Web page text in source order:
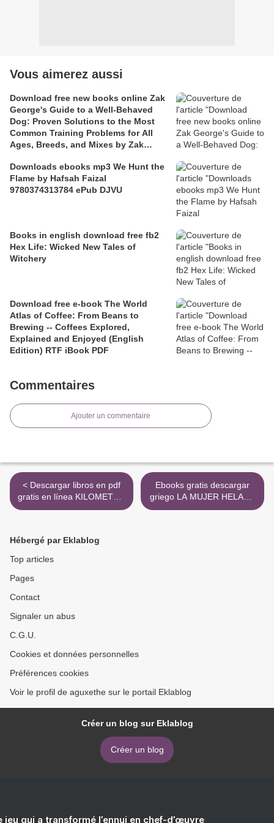
Vous aimerez aussi
Download free new books online Zak
George's Guide to a Well-Behaved
Dog: Proven Solutions to the Most
Common Training Problems for All
Ages, Breeds, and Mixes by Zak
Downloads ebooks mp3 We Hunt the
Flame by Hafsah Faizal
9780374313784 ePub DJVU
Books in english download free fb2
Hex Life: Wicked New Tales of
Witchery
Download free e-book The World
Atlas of Coffee: From Beans to
Brewing -- Coffees Explored,
Explained and Enjoyed (English
Edition) RTF iBook PDF
Commentaires
Ajouter un commentaire
< Descargar libros en pdf
gratis en línea KILOMETRO
93 de PATRICIA MORENO
Ebooks gratis descargar
griego LA MUJER HELADA
en español de ANNIE
Hébergé par Eklablog
Top articles
Pages
Contact
Signaler un abus
C.G.U.
Cookies et données personnelles
Préférences cookies
Voir le profil de aguxethe sur le portail Eklablog
Créer un blog sur Eklablog
Créer un blog
jeu qui a transformé l’ennui en chef-d’œuvre